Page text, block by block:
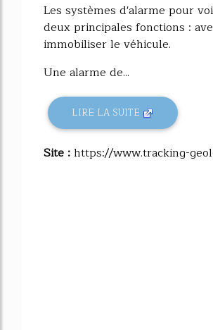
Les systèmes d'alarme pour
deux principales fonctions :
immobiliser le véhicule.
Une alarme de...
LIRE LA SUITE
Site :https://www.tracking-